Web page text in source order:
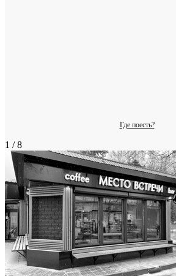
Где поесть?
1 / 8